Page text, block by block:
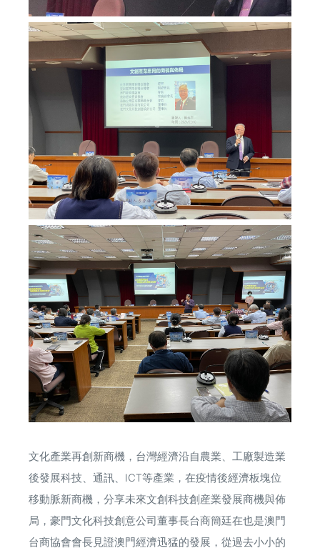
文化產業再創新商機，台灣經濟沿自農業、工廠製造業
後發展科技、通訊、ICT等產業，在疫情後經濟板塊位
移動脈新商機，分享未來文創科技創産業發展商機與佈
局，豪門文化科技創意公司董事長台商簡廷在也是澳門
台商協會會長見證澳門經濟迅猛的發展，從過去小小的